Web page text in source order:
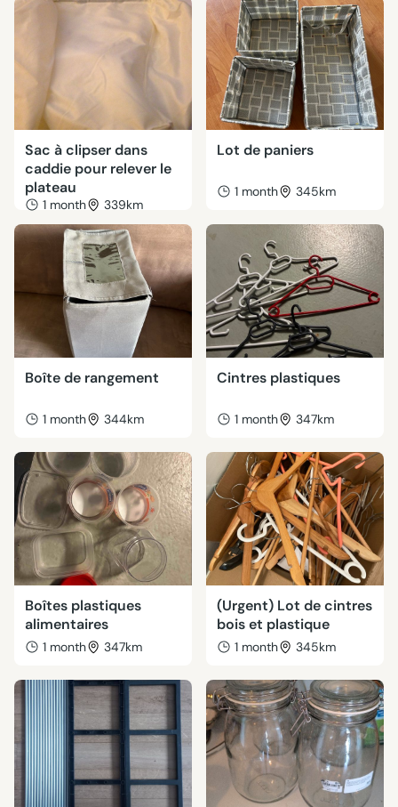
Sac à clipser dans
caddie pour relever le
plateau
1 month 339km
Lot de paniers
1 month 345km
Boîte de rangement
1 month 344km
Cintres plastiques
1 month 347km
Boîtes plastiques
alimentaires
1 month 347km
(Urgent) Lot de cintres
bois et plastique
1 month 345km